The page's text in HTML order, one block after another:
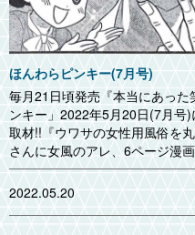
ほんわらピンキー(7月号)
毎月21日頃発売『本当にあっ
ンキー」2022年5月20日(7月号
取材!!『ウワサの女性用風俗を
さんに女風のアレ、6ページ漫
2022.05.20